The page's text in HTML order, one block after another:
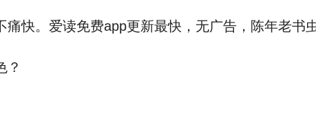
快。爱读免费app更新最快，无广告，陈年老书
？